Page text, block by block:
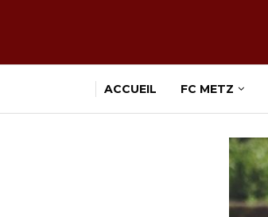
ACCUEIL FC METZ